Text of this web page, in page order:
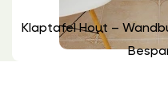
Klaptafel Hout –